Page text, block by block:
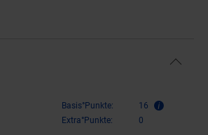
Basis°Punkte:
16
Extra°Punkte:
0